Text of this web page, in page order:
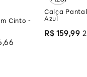
Cinto -
,66
Calça
Azul
R$ 159,99 2